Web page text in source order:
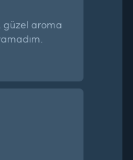
güzel aroma